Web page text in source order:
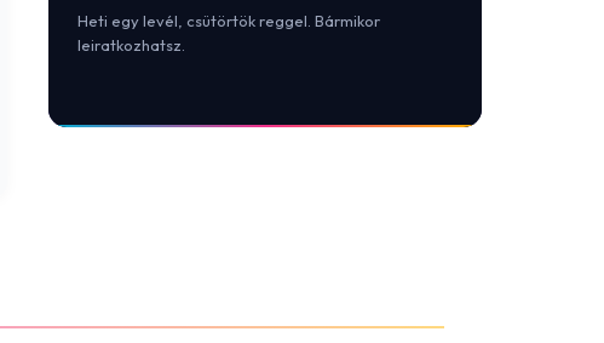
Heti egy levél, csütörtök reggel. Bármikor
leiratkozhatsz.